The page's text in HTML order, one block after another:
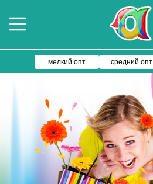
мелкий опт
средний опт